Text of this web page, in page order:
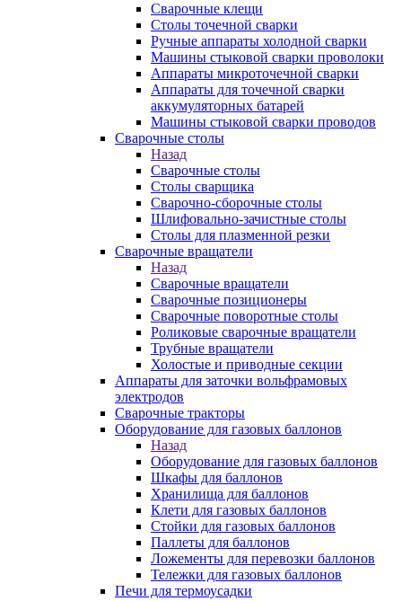
Сварочные клещи
Столы точечной сварки
Ручные аппараты холодной сварки
Машины стыковой сварки проволоки
Аппараты микроточечной сварки
Аппараты для точечной сварки
аккумуляторных батарей
Машины стыковой сварки проводов
Сварочные столы
Назад
Сварочные столы
Столы сварщика
Сварочно-сборочные столы
Шлифовально-зачистные столы
Столы для плазменной резки
Сварочные вращатели
Назад
Сварочные вращатели
Сварочные позиционеры
Сварочные поворотные столы
Роликовые сварочные вращатели
Трубные вращатели
Холостые и приводные секции
Аппараты для заточки вольфрамовых
электродов
Сварочные тракторы
Оборудование для газовых баллонов
Назад
Оборудование для газовых баллонов
Шкафы для баллонов
Хранилища для баллонов
Клети для газовых баллонов
Стойки для газовых баллонов
Паллеты для баллонов
Ложементы для перевозки баллонов
Тележки для газовых баллонов
Печи для термоусадки